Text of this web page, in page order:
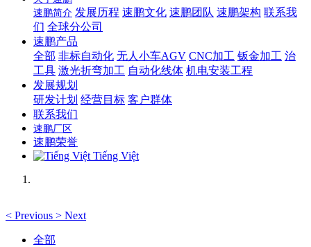
速鹏简介 发展历程 速鹏文化 速鹏团队 速鹏架构 联系我
们 全球分公司
速鹏产品
全部 非标自动化 无人小车AGV CNC加工 钣金加工 治
工具 激光折弯加工 自动化线体 机电安装工程
发展规划
研发计划 经营目标 客户群体
联系我们
速鹏厂区
速鹏荣誉
Tiếng Việt
< Previous > Next
全部